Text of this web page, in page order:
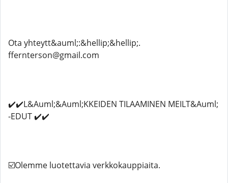
Ota yhteytt&auml;:&hellip;&hellip;.
ffernterson@gmail.com
✔️✔️L&Auml;&Auml;KKEIDEN TILAAMINEN MEILT&Auml;
-EDUT ✔️✔️
☑️Olemme luotettavia verkkokauppiaita.